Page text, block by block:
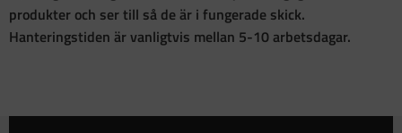
produkter och ser till så de är i fungerade skick.
Hanteringstiden är vanligtvis mellan 5-10 arbetsdagar.